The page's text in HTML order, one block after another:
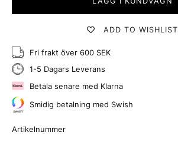
ADD TO WISHLIST
Fri frakt över 600 SEK
1-5 Dagars Leverans
Betala senare med Klarna
Smidig betalning med Swish
Artikelnummer